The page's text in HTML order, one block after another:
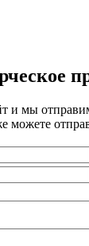
и мы
можете